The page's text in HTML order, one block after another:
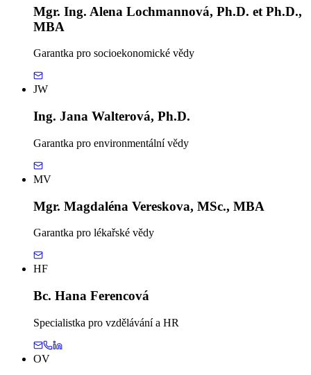
Mgr. Ing. Alena Lochmannová, Ph.D. et Ph.D.,
MBA
Garantka pro socioekonomické vědy
JW
Ing. Jana Walterová, Ph.D.
Garantka pro environmentální vědy
MV
Mgr. Magdaléna Vereskova, MSc., MBA
Garantka pro lékařské vědy
HF
Bc. Hana Ferencová
Specialistka pro vzdělávání a HR
OV